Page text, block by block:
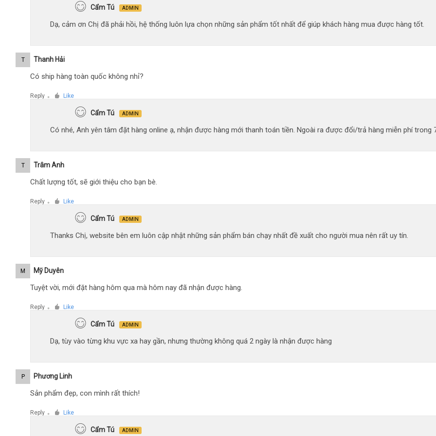
Cẩm Tú ADMIN
Dạ, cảm ơn Chị đã phải hồi, hệ thống luôn lựa chọn những sản phẩm tốt nhất để giúp khách hàng mua được hàng tốt.
T Thanh Hải
Có ship hàng toàn quốc không nhỉ?
Reply ● Like
Cẩm Tú ADMIN
Có nhé, Anh yên tâm đặt hàng online ạ, nhận được hàng mới thanh toán tiền. Ngoài ra được đổi/trả hàng miễn phí trong
T Trâm Anh
Chất lượng tốt, sẽ giới thiệu cho bạn bè.
Reply ● Like
Cẩm Tú ADMIN
Thanks Chị, website bên em luôn cập nhật những sản phẩm bán chạy nhất đề xuất cho người mua nên rất uy tín.
M Mỹ Duyên
Tuyệt vời, mới đặt hàng hôm qua mà hôm nay đã nhận được hàng.
Reply ● Like
Cẩm Tú ADMIN
Dạ, tùy vào từng khu vực xa hay gần, nhưng thường không quá 2 ngày là nhận được hàng
P Phương Linh
Sản phẩm đẹp, con mình rất thích!
Reply ● Like
Cẩm Tú ADMIN